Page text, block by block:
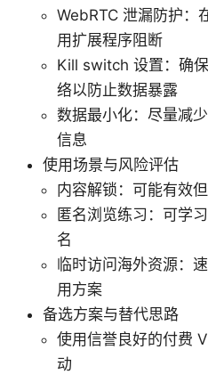
WebRTC 泄漏防护：
用扩展程序阻断
Kill switch 设置：确
络以防止数据暴露
数据最小化：尽量减
信息
使用场景与风险评估
内容解锁：可能有效
匿名浏览练习：可学
名
临时访问海外资源：
用方案
备选方案与替代思路
使用信誉良好的付费
动